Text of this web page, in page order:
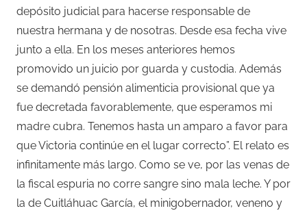
depósito judicial para hacerse responsable de
nuestra hermana y de nosotras. Desde esa fecha vive
junto a ella. En los meses anteriores hemos
promovido un juicio por guarda y custodia. Además
se demandó pensión alimenticia provisional que ya
fue decretada favorablemente, que esperamos mi
madre cubra. Tenemos hasta un amparo a favor para
que Victoria continúe en el lugar correcto”. El relato es
infinitamente más largo. Como se ve, por las venas de
la fiscal espuria no corre sangre sino mala leche. Y por
la de Cuitláhuac García, el minigobernador, veneno y